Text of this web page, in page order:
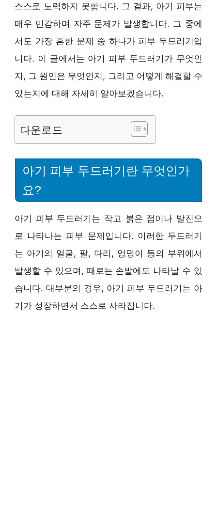
스스로 노력하지 못합니다. 그 결과, 아기 피부는
매우 민감하며 자주 문제가 발생합니다. 그 중에
서도 가장 흔한 문제 중 하나가 피부 두드러기입
니다. 이 글에서는 아기 피부 두드러기가 무엇인
지, 그 원인은 무엇인지, 그리고 어떻게 해결할 수
있는지에 대해 자세히 알아보겠습니다.
다운로드
아기 피부 두드러기란 무엇인가
요?
아기 피부 두드러기는 작고 붉은 점이나 발진으
로 나타나는 피부 문제입니다. 이러한 두드러기
는 아기의 얼굴, 팔, 다리, 엉덩이 등의 부위에서
발생할 수 있으며, 때로는 손발에도 나타날 수 있
습니다. 대부분의 경우, 아기 피부 두드러기는 아
기가 성장하면서 스스로 사라집니다.